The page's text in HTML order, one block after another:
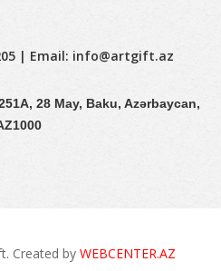
| Email: info@artgift.az
28 May, Baku, Azərbaycan,
Created by WEBCENTER.AZ